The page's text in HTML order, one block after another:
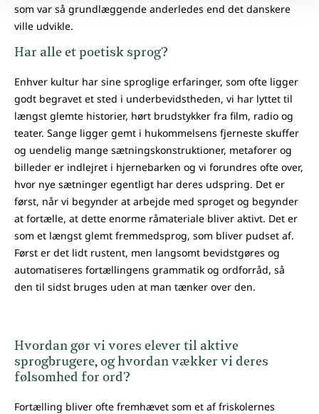
som var så grundlæggende anderledes end det danskere
ville udvikle.
Har alle et poetisk sprog?
Enhver kultur har sine sproglige erfaringer, som ofte ligger
godt begravet et sted i underbevidstheden, vi har lyttet til
længst glemte historier, hørt brudstykker fra film, radio og
teater. Sange ligger gemt i hukommelsens fjerneste skuffer
og uendelig mange sætningskonstruktioner, metaforer og
billeder er indlejret i hjernebarken og vi forundres ofte over,
hvor nye sætninger egentligt har deres udspring. Det er
først, når vi begynder at arbejde med sproget og begynder
at fortælle, at dette enorme råmateriale bliver aktivt. Det er
som et længst glemt fremmedsprog, som bliver pudset af.
Først er det lidt rustent, men langsomt bevidstgøres og
automatiseres fortællingens grammatik og ordforråd, så
den til sidst bruges uden at man tænker over den.
Hvordan gør vi vores elever til aktive
sprogbrugere, og hvordan vækker vi deres
følsomhed for ord?
Fortælling bliver ofte fremhævet som et af friskolernes